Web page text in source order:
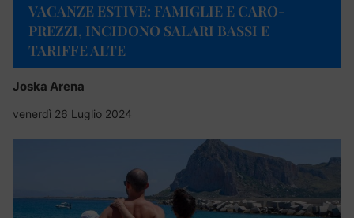
VACANZE ESTIVE: FAMIGLIE E CARO-
PREZZI, INCIDONO SALARI BASSI E
TARIFFE ALTE
Joska Arena
venerdì 26 Luglio 2024